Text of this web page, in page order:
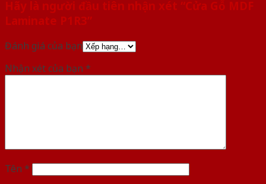
Hãy là người đầu tiên nhận xét “Cửa Gỗ MDF
Laminate P1R3”
Đánh giá của bạn
Nhận xét của bạn *
Tên *